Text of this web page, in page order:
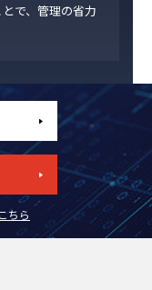
で、管理の省力
ちら